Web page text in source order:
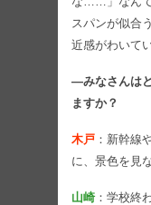
スパンが似合
近感がわいて
―みなさんは
ますか？
木戸 ：新幹線
に、景色を見
山崎：学校終